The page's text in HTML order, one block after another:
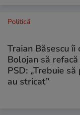
Politică
Traian Băsescu îi
Bolojan să
PSD: „Trebuie
au stricat”